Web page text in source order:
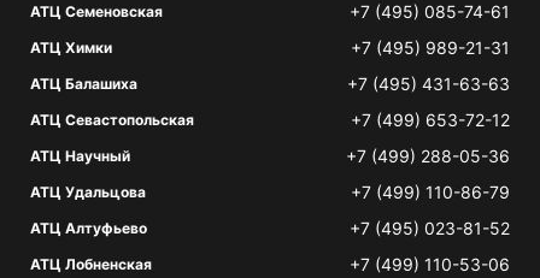
АТЦ Семеновская +7 (495) 085-74-61
АТЦ Химки +7 (495) 989-21-31
АТЦ Балашиха +7 (495) 431-63-63
АТЦ Севастопольская +7 (499) 653-72-12
АТЦ Научный +7 (499) 288-05-36
АТЦ Удальцова +7 (499) 110-86-79
АТЦ Алтуфьево +7 (495) 023-81-52
АТЦ Лобненская +7 (499) 110-53-06